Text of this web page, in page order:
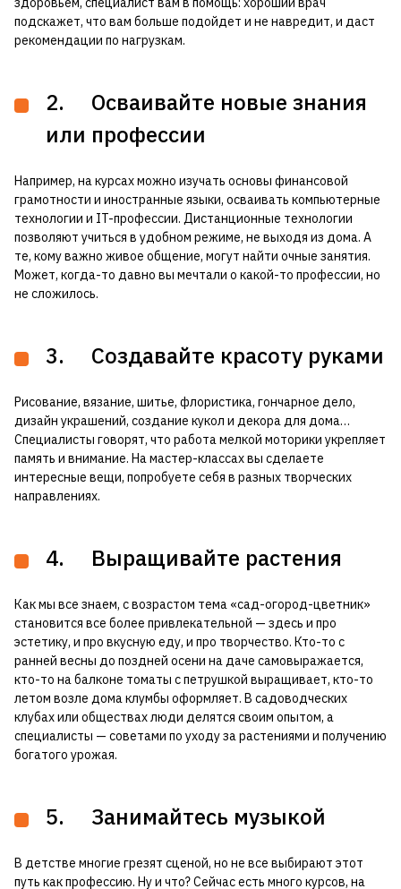
подскажет, что вам больше подойдет и не навредит, и даст
рекомендации по нагрузкам.
2. Осваивайте новые знания
или профессии
Например, на курсах можно изучать основы финансовой
грамотности и иностранные языки, осваивать компьютерные
технологии и IT-профессии. Дистанционные технологии
позволяют учиться в удобном режиме, не выходя из дома. А
те, кому важно живое общение, могут найти очные занятия.
Может, когда-то давно вы мечтали о какой-то профессии, но
не сложилось.
3. Создавайте красоту руками
Рисование, вязание, шитье, флористика, гончарное дело,
дизайн украшений, создание кукол и декора для дома…
Специалисты говорят, что работа мелкой моторики укрепляет
память и внимание. На мастер-классах вы сделаете
интересные вещи, попробуете себя в разных творческих
направлениях.
4. Выращивайте растения
Как мы все знаем, с возрастом тема «сад-огород-цветник»
становится все более привлекательной — здесь и про
эстетику, и про вкусную еду, и про творчество. Кто-то с
ранней весны до поздней осени на даче самовыражается,
кто-то на балконе томаты с петрушкой выращивает, кто-то
летом возле дома клумбы оформляет. В садоводческих
клубах или обществах люди делятся своим опытом, а
специалисты — советами по уходу за растениями и получению
богатого урожая.
5. Занимайтесь музыкой
В детстве многие грезят сценой, но не все выбирают этот
путь как профессию. Ну и что? Сейчас есть много курсов, на